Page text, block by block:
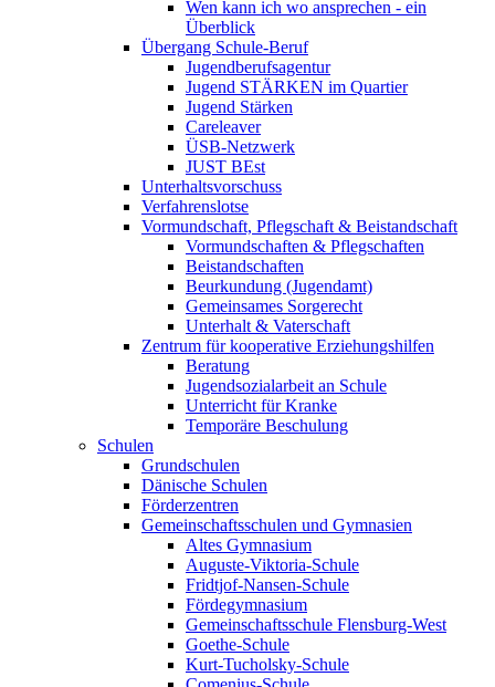
Wen kann ich wo ansprechen - ein
Überblick
Übergang Schule-Beruf
Jugendberufsagentur
Jugend STÄRKEN im Quartier
Jugend Stärken
Careleaver
ÜSB-Netzwerk
JUST BEst
Unterhaltsvorschuss
Verfahrenslotse
Vormundschaft, Pflegschaft & Beistandschaft
Vormundschaften & Pflegschaften
Beistandschaften
Beurkundung (Jugendamt)
Gemeinsames Sorgerecht
Unterhalt & Vaterschaft
Zentrum für kooperative Erziehungshilfen
Beratung
Jugendsozialarbeit an Schule
Unterricht für Kranke
Temporäre Beschulung
Schulen
Grundschulen
Dänische Schulen
Förderzentren
Gemeinschaftsschulen und Gymnasien
Altes Gymnasium
Auguste-Viktoria-Schule
Fridtjof-Nansen-Schule
Fördegymnasium
Gemeinschaftsschule Flensburg-West
Goethe-Schule
Kurt-Tucholsky-Schule